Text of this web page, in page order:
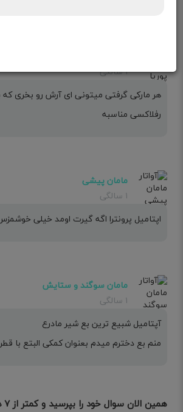
۱ سالگی
هر مارکی گرفتی میتونی ای آرش رو بخری که
رفلاکسی مناسبه
مامان پیشی
۱ سالگی
اپتامیل پرونترا اگه گیرت اومد خیلی
مامان سوگند و ستایش
۱ سالگی
آپتامیل شبیع ترین بع شیر مادرع
منم بع دخترم میدم بعنوان کمکی البتع با